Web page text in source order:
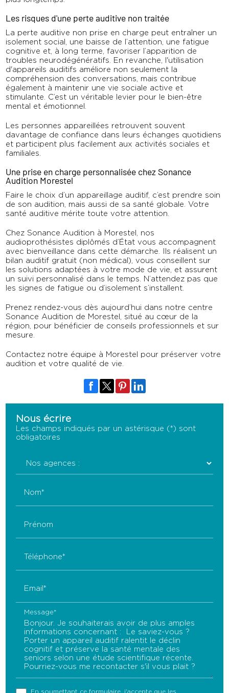
Les risques d'une perte auditive non traitée
La perte auditive non prise en charge peut entraîner un
isolement social, une baisse de l’attention, une fatigue
cognitive et, à long terme, favoriser l’apparition de
troubles neurodégénératifs. En revanche, l'utilisation
d'appareils auditifs améliore non seulement la
compréhension des conversations, mais contribue
également à maintenir une vie sociale active et
stimulante. C’est un véritable levier pour le bien-être
mental et émotionnel.
Les personnes appareillées retrouvent souvent
davantage de confiance dans leurs échanges quotidiens
et participent plus facilement aux activités sociales et
familiales.
Une prise en charge personnalisée chez Sonance
Audition Morestel
Faire le choix d’un appareillage auditif, c’est prendre soin
de son audition, mais aussi de sa santé globale. Votre
santé auditive mérite toute votre attention.
Chez Sonance Audition à Morestel, nos
audioprothésistes diplômés d’État vous accompagnent
avec bienveillance dans cette démarche. Ils réalisent un
bilan auditif gratuit (non médical), vous conseillent sur
les solutions adaptées à votre mode de vie, et assurent
un suivi personnalisé dans le temps. N’attendez pas que
les signes de fatigue ou d’isolement s’installent.
Prenez rendez-vous dès aujourd’hui dans notre centre
Sonance Audition de Morestel, situé au cœur de la
région, pour bénéficier de conseils professionnels et sur
mesure.
Contactez notre équipe à Morestel pour préserver votre
audition et votre qualité de vie.
Nous écrire
Les champs indiqués par un astérisque (*) sont
obligatoires
Nom*
Prénom
Téléphone*
Email*
Message*
En soumettant ce formulaire, j'accepte que les